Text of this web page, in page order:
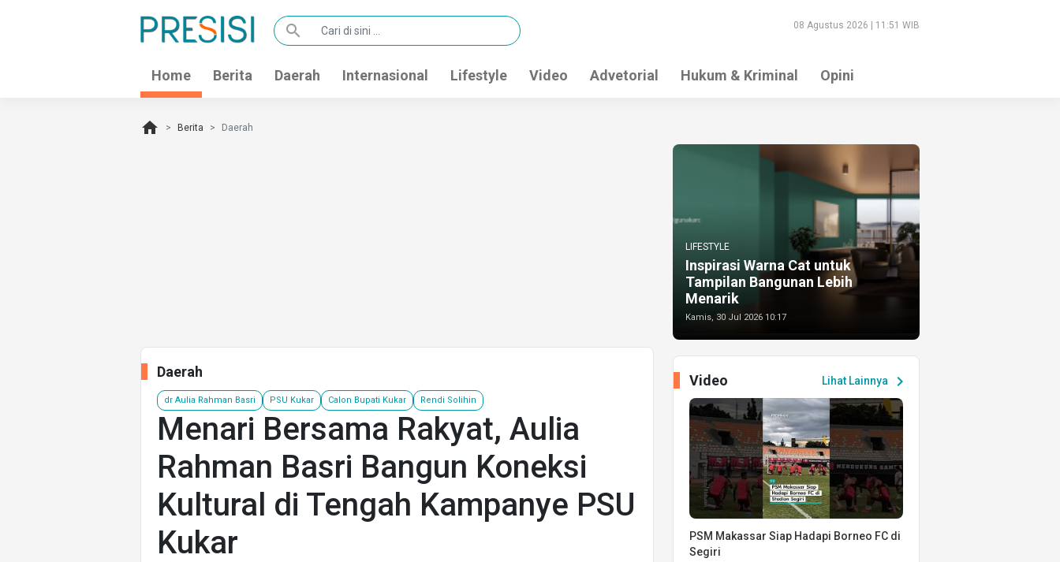
search 08 Agustus 2026 | 11:51 WIB
Home Berita Daerah Internasional Lifestyle Video Advetorial Hukum & Kriminal Opini
home Berita Daerah
Daerah
dr Aulia Rahman Basri PSU Kukar Calon Bupati Kukar Rendi Solihin
Menari Bersama Rakyat, Aulia
Rahman Basri Bangun Koneksi
Kultural di Tengah Kampanye PSU
Kukar
LIFESTYLE
Inspirasi Warna Cat untuk
Tampilan Bangunan Lebih
Menarik
Kamis, 30 Jul 2026 10:17
Lihat Lainnya chevron_right
Video
PSM Makassar Siap Hadapi Borneo FC di
Segiri